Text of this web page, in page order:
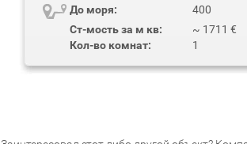
До моря:
400
Ст-мость за м кв:
~ 1711 €
Кол-во комнат:
1